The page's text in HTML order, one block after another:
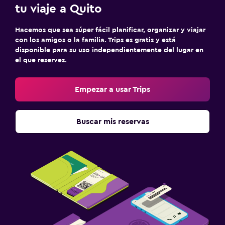
tu viaje a Quito
Hacemos que sea súper fácil planificar, organizar y viajar
con los amigos o la familia. Trips es gratis y está
disponible para su uso independientemente del lugar en
el que reserves.
Empezar a usar Trips
Buscar mis reservas